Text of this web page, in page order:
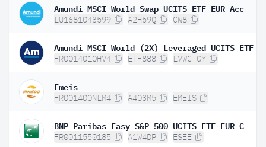
Amundi MSCI World Swap UCITS ETF EUR Acc
LU1681043599 A2H59Q CW8
Amundi MSCI World (2X) Leveraged UCITS ETF
FR0014010HV4 ETF888 LVWC GY
Emeis
FR001400NLM4 A403M5 EMEIS
BNP Paribas Easy S&P 500 UCITS ETF EUR C
FR0011550185 A1W4DP ESEE